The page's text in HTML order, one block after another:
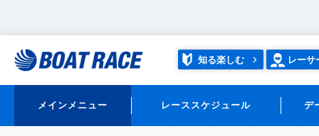
知る楽しむ レーサ
メインメニュー レーススケジュール デ